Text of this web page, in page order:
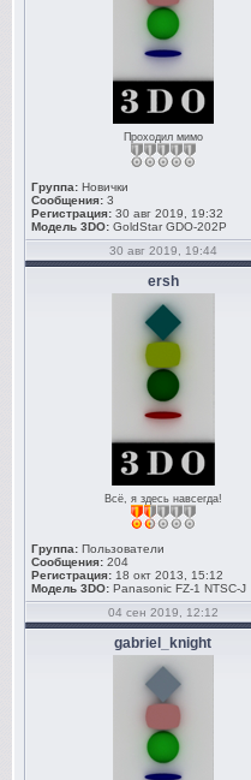
Проходил мимо
Группа: Новички
Сообщения: 3
Регистрация: 30 авг 2019, 19:32
Модель 3DO: GoldStar GDO-202P
30 авг 2019, 19:44
ersh
Всё, я здесь навсегда!
Группа: Пользователи
Сообщения: 204
Регистрация: 18 окт 2013, 15:12
Модель 3DO: Panasonic FZ-1 NTSC-J
04 сен 2019, 12:12
gabriel_knight